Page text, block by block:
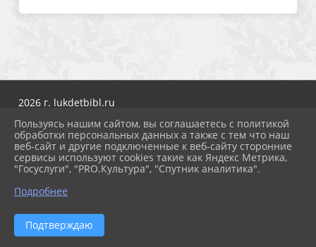
2026 г. lukdetbibl.ru
Карта сайта
Политика обработки персональных данных
Сделано на KubCMS
Разработка и поддержка
Пользуясь нашим сайтом, вы соглашаетесь с политикой
обработки персональных данных а также с тем что наш
веб-сайт и другие подключенные к веб-сайту сторонние
сервисы используют cookies такие как Яндекс Метрика,
"Госуслуги", "PRO.Культура", "Спутник аналитика".
Подробнее
Подтверждаю